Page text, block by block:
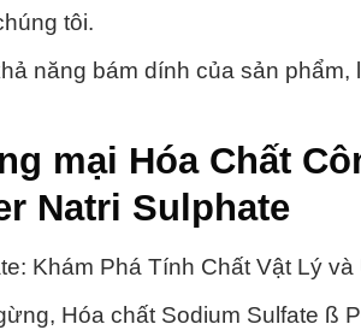
tôi.
năng bám dính của sản phẩm,
mại Hóa Chất
Natri Sulphate
Khám Phá Tính Chất Vật Lý
Hóa chất Sodium Sulfate ß